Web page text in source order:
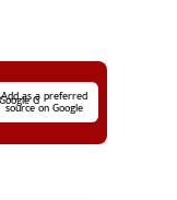
Add as a preferred
source on Google